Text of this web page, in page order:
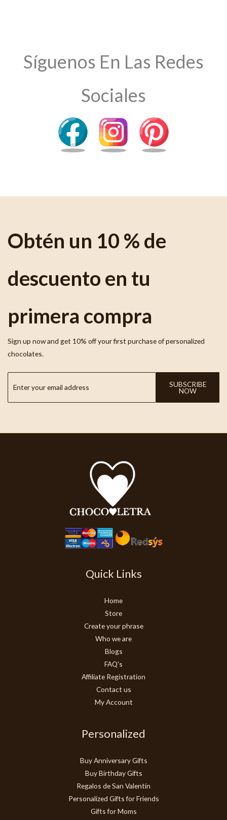
Síguenos En Las Redes
Sociales
Obtén un 10 % de
descuento en tu
primera compra
Sign up now and get 10% off your first purchase of personalized
chocolates.
SUBSCRIBE
NOW
Quick Links
Home
Store
Create your phrase
Who we are
Blogs
FAQ's
Affiliate Registration
Contact us
My Account
Personalized
Buy Anniversary Gifts
Buy Birthday Gifts
Regalos de San Valentín
Personalized Gifts for Friends
Gifts for Moms